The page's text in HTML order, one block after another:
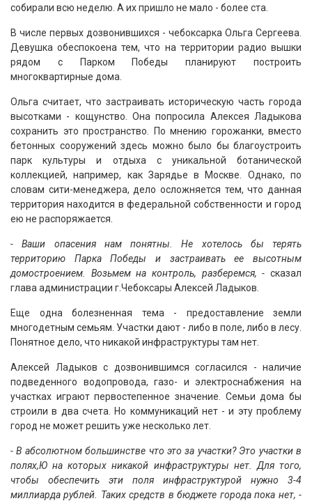
собирали всю неделю. А их пришло не мало - более ста.
В числе первых дозвонившихся - чебоксарка Ольга Сергеева.
Девушка обеспокоена тем, что на территории радио вышки
рядом с Парком Победы планируют построить
многоквартирные дома.
Ольга считает, что застраивать историческую часть города
высотками - кощунство. Она попросила Алексея Ладыкова
сохранить это пространство. По мнению горожанки, вместо
бетонных сооружений здесь можно было бы благоустроить
парк культуры и отдыха с уникальной ботанической
коллекцией, например, как Зарядье в Москве. Однако, по
словам сити-менеджера, дело осложняется тем, что данная
территория находится в федеральной собственности и город
ею не распоряжается.
- Ваши опасения нам понятны. Не хотелось бы терять
территорию Парка Победы и застраивать ее высотным
домостроением. Возьмем на контроль, разберемся, - сказал
глава администрации г.Чебоксары Алексей Ладыков.
Еще одна болезненная тема - предоставление земли
многодетным семьям. Участки дают - либо в поле, либо в лесу.
Понятное дело, что никакой инфраструктуры там нет.
Алексей Ладыков с дозвонившимся согласился - наличие
подведенного водопровода, газо- и электроснабжения на
участках играют первостепенное значение. Семьи дома бы
строили в два счета. Но коммуникаций нет - и эту проблему
город не может решить уже несколько лет.
- В абсолютном большинстве что это за участки? Это участки в
полях,Ю на которых никакой инфраструктуры нет. Для того,
чтобы обеспечить эти поля инфраструктурой нужно 3-4
миллиарда рублей. Таких средств в бюджете города пока нет, -